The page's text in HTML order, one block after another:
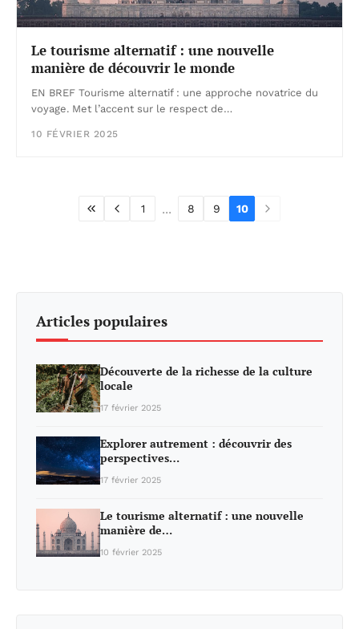
Le tourisme alternatif : une nouvelle
manière de découvrir le monde
EN BREF Tourisme alternatif : une approche novatrice du
voyage. Met l’accent sur le respect de…
10 FÉVRIER 2025
1 ... 8 9 10
Articles populaires
Découverte de la richesse de la culture
locale
17 février 2025
Explorer autrement : découvrir des
perspectives…
17 février 2025
Le tourisme alternatif : une nouvelle
manière de…
10 février 2025